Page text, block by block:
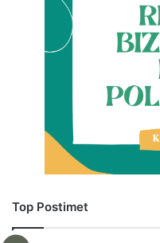
Top Postimet